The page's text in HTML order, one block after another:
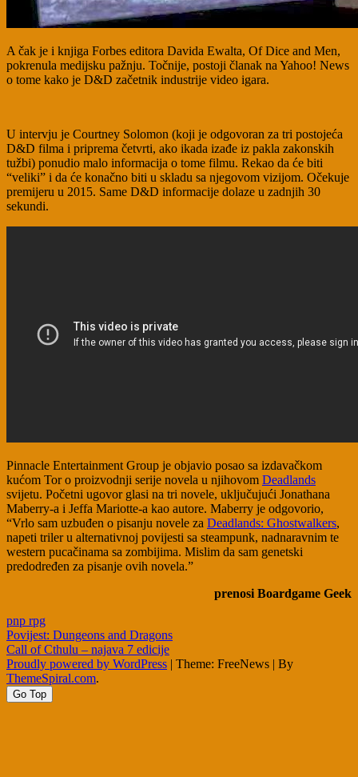
A čak je i knjiga Forbes editora Davida Ewalta, Of Dice and Men,
pokrenula medijsku pažnju. Točnije, postoji članak na Yahoo! News
o tome kako je D&D začetnik industrije video igara.
U intervju je Courtney Solomon (koji je odgovoran za tri postojeća
D&D filma i priprema četvrti, ako ikada izađe iz pakla zakonskih
tužbi) ponudio malo informacija o tome filmu. Rekao da će biti
“veliki” i da će konačno biti u skladu sa njegovom vizijom. Očekuje
premijeru u 2015. Same D&D informacije dolaze u zadnjih 30
sekundi.
Pinnacle Entertainment Group je objavio posao sa izdavačkom
kućom Tor o proizvodnji serije novela u njihovom Deadlands
svijetu. Početni ugovor glasi na tri novele, uključujući Jonathana
Maberry-a i Jeffa Mariotte-a kao autore. Maberry je odgovorio,
“Vrlo sam uzbuđen o pisanju novele za Deadlands: Ghostwalkers,
napeti triler u alternativnoj povijesti sa steampunk, nadnaravnim te
western pucačinama sa zombijima. Mislim da sam genetski
predodređen za pisanje ovih novela.”
prenosi Boardgame Geek
pnp rpg
Post
navigation
Povijest: Dungeons and Dragons
Call of Cthulu – najava 7 edicije
Proudly powered by WordPress | Theme: FreeNews | By
ThemeSpiral.com.
Go Top